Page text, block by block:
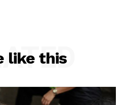
like this